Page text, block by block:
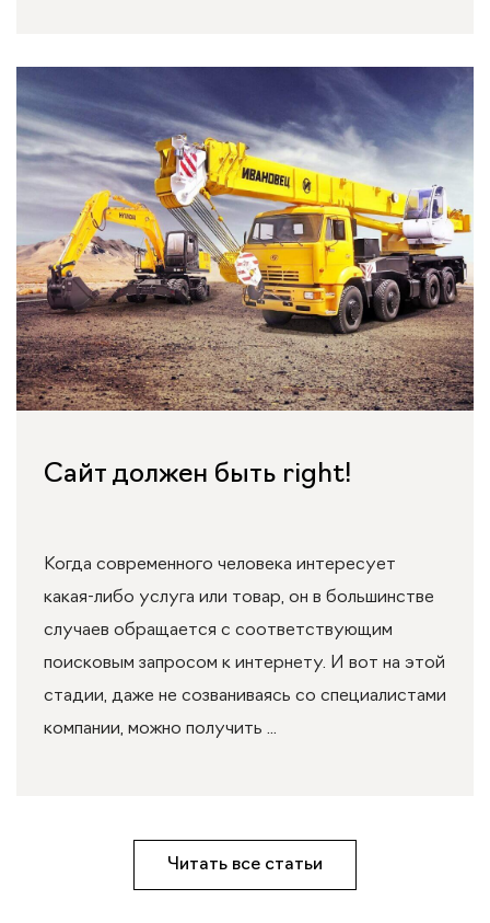
Сайт должен быть right!
Когда современного человека интересует
какая-либо услуга или товар, он в большинстве
случаев обращается с соответствующим
поисковым запросом к интернету. И вот на этой
стадии, даже не созваниваясь со специалистами
компании, можно получить ...
Читать все статьи